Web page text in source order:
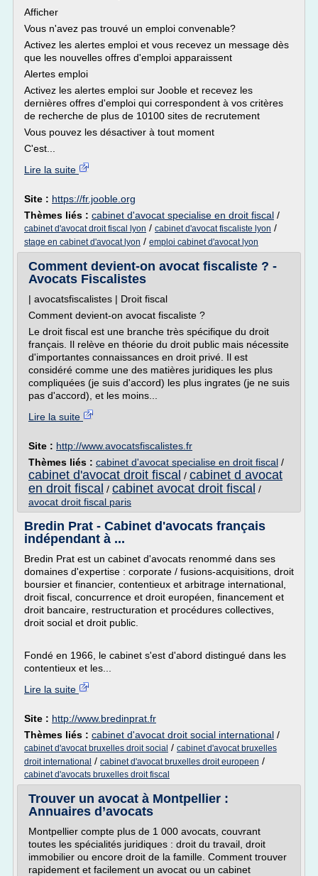
Afficher
Vous n'avez pas trouvé un emploi convenable?
Activez les alertes emploi et vous recevez un message dès
que les nouvelles offres d'emploi apparaissent
Alertes emploi
Activez les alertes emploi sur Jooble et recevez les
dernières offres d'emploi qui correspondent à vos critères
de recherche de plus de 10100 sites de recrutement
Vous pouvez les désactiver à tout moment
C'est...
Lire la suite
Site : https://fr.jooble.org
Thèmes liés : cabinet d'avocat specialise en droit fiscal /
cabinet d'avocat droit fiscal lyon / cabinet d'avocat fiscaliste lyon /
stage en cabinet d'avocat lyon / emploi cabinet d'avocat lyon
Comment devient-on avocat fiscaliste ? -
Avocats Fiscalistes
| avocatsfiscalistes | Droit fiscal
Comment devient-on avocat fiscaliste ?
Le droit fiscal est une branche très spécifique du droit
français. Il relève en théorie du droit public mais nécessite
d'importantes connaissances en droit privé. Il est
considéré comme une des matières juridiques les plus
compliquées (je suis d'accord) les plus ingrates (je ne suis
pas d'accord), et les moins...
Lire la suite
Site : http://www.avocatsfiscalistes.fr
Thèmes liés : cabinet d'avocat specialise en droit fiscal /
cabinet d'avocat droit fiscal / cabinet d avocat
en droit fiscal / cabinet avocat droit fiscal /
avocat droit fiscal paris
Bredin Prat - Cabinet d'avocats français
indépendant à ...
Bredin Prat est un cabinet d'avocats renommé dans ses
domaines d'expertise : corporate / fusions-acquisitions, droit
boursier et financier, contentieux et arbitrage international,
droit fiscal, concurrence et droit européen, financement et
droit bancaire, restructuration et procédures collectives,
droit social et droit public.
Fondé en 1966, le cabinet s'est d'abord distingué dans les
contentieux et les...
Lire la suite
Site : http://www.bredinprat.fr
Thèmes liés : cabinet d'avocat droit social international /
cabinet d'avocat bruxelles droit social / cabinet d'avocat bruxelles
droit international / cabinet d'avocat bruxelles droit europeen /
cabinet d'avocats bruxelles droit fiscal
Trouver un avocat à Montpellier :
Annuaires d’avocats
Montpellier compte plus de 1 000 avocats, couvrant
toutes les spécialités juridiques : droit du travail, droit
immobilier ou encore droit de la famille. Comment trouver
rapidement et facilement un avocat ou un cabinet